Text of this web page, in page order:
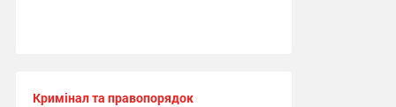
Кримінал та правопорядок